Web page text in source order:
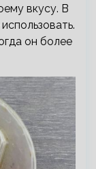
вкусу. В
он более